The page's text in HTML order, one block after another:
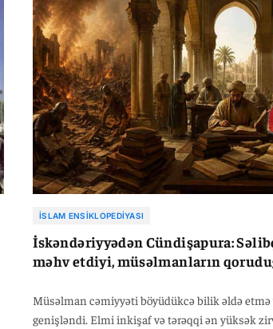
İSLAM ENSIKLOPEDIYASI
İskəndəriyyədən Cündişapura:
məhv etdiyi, müsəlmanların
Müsəlman cəmiyyəti böyüdükcə bilik əldə etmə
genişləndi. Elmi inkişaf və tərəqqi ən yüksək